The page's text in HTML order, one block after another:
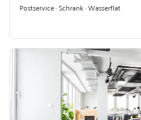
Postservice · Schrank · Wasserflat